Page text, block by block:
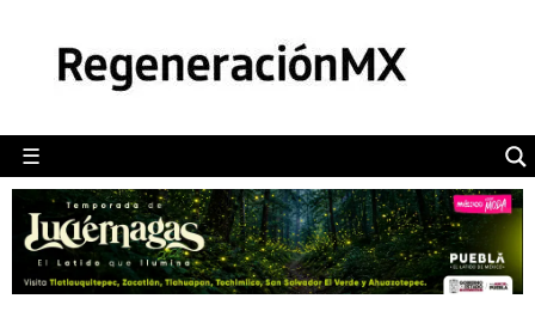
☰
POLÍTICA
CAMALEÓN
OPINIÓN
DEPORTES